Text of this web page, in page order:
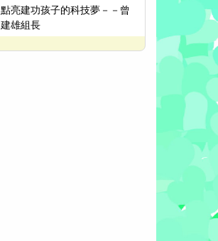
點亮建功孩子的科技夢－－曾
建雄組長